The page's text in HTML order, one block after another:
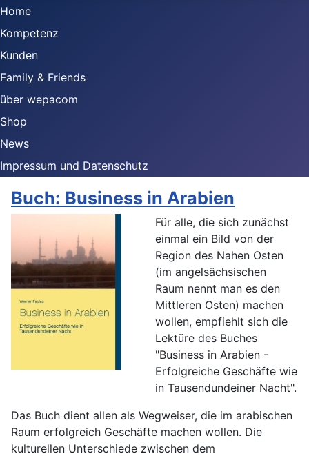
Home
Kompetenz
Kunden
Family & Friends
über wepacom
Shop
News
Impressum und Datenschutz
Buch: Business in Arabien
Für alle, die sich zunächst
einmal ein Bild von der
Region des Nahen Osten
(im angelsächsischen
Raum nennt man es den
Mittleren Osten) machen
wollen, empfiehlt sich die
Lektüre des Buches
"Business in Arabien -
Erfolgreiche Geschäfte wie
in Tausendundeiner Nacht".
Das Buch dient allen als Wegweiser, die im arabischen
Raum erfolgreich Geschäfte machen wollen. Die
kulturellen Unterschiede zwischen dem